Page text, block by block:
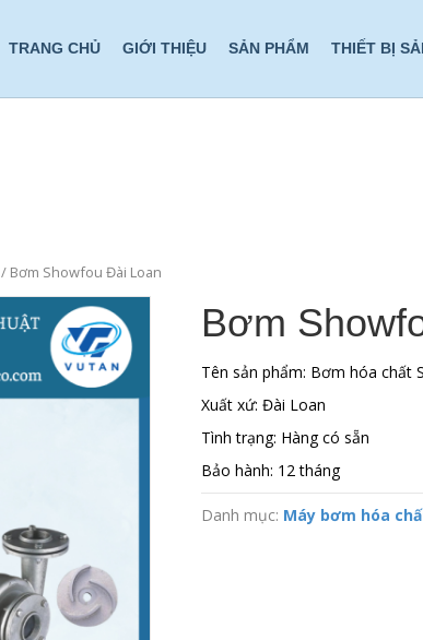
TRANG CHỦ GIỚI THIỆU SẢN PHẨM THIẾT BỊ
/ Bơm Showfou Đài Loan
Bơm
Tên sản phẩm: Bơm hóa chất
Xuất xứ: Đài Loan
Tình trạng: Hàng có sẵn
Bảo hành: 12 tháng
Danh mục: Máy bơm hóa